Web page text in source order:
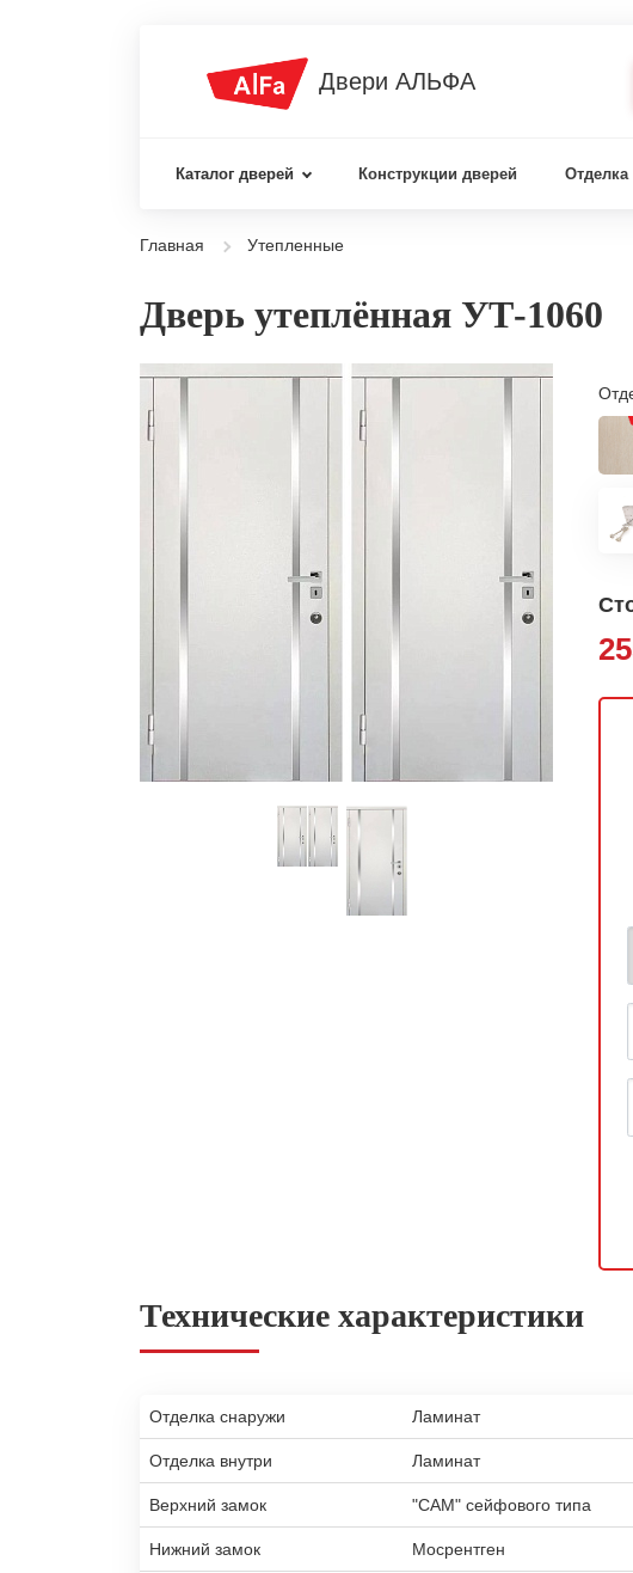
Двери АЛЬФА
Каталог дверей Конструкции дверей Отделка
Главная Утепленные
Дверь утеплённая УТ-1060
Технические характеристики
Отделка снаружи Ламинат
Отделка внутри Ламинат
Верхний замок "САМ" сейфового типа
Нижний замок Мосрентген